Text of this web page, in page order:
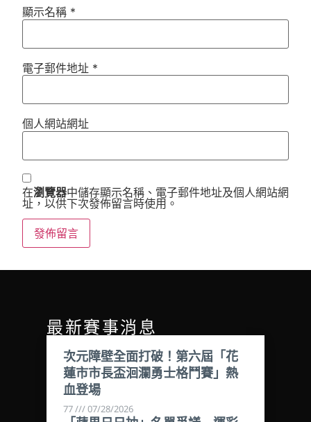
顯示名稱 *
電子郵件地址 *
個人網站網址
在瀏覽器中儲存顯示名稱、電子郵件地址及個人網站網
址，以供下次發佈留言時使用。
最新賽事消息
次元障壁全面打破！第六屆「花
蓮市市長盃洄瀾勇士格鬥賽」熱
血登場
77 07/28/2026